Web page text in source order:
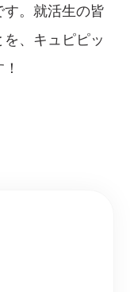
。就活生の皆
、キュピピッ